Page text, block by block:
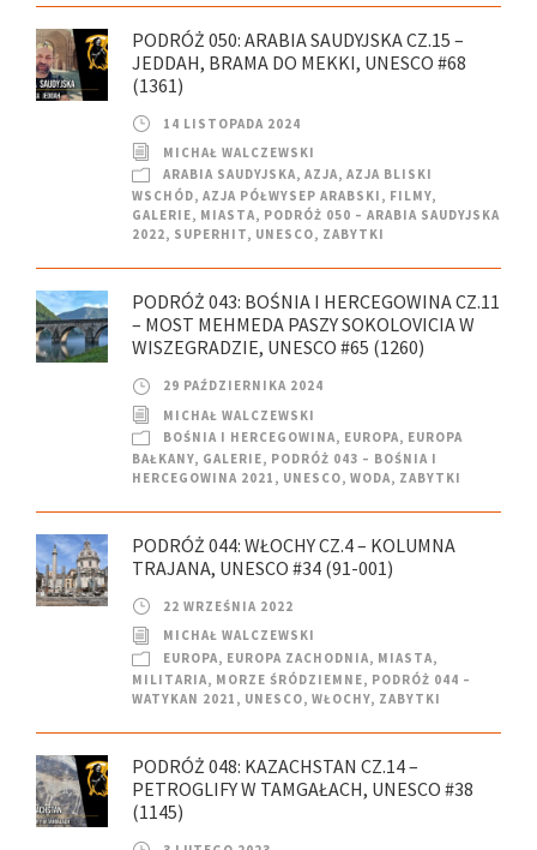
PODRÓŻ 050: ARABIA SAUDYJSKA CZ.15 –
JEDDAH, BRAMA DO MEKKI, UNESCO #68
(1361)
14 LISTOPADA 2024
MICHAŁ WALCZEWSKI
ARABIA SAUDYJSKA, AZJA, AZJA BLISKI
WSCHÓD, AZJA PÓŁWYSEP ARABSKI , FILMY,
GALERIE, MIASTA, PODRÓŻ 050 – ARABIA SAUDYJSKA
2022, SUPERHIT, UNESCO, ZABYTKI
PODRÓŻ 043: BOŚNIA I HERCEGOWINA CZ.11
– MOST MEHMEDA PASZY SOKOLOVICIA W
WISZEGRADZIE, UNESCO #65 (1260)
29 PAŹDZIERNIKA 2024
MICHAŁ WALCZEWSKI
BOŚNIA I HERCEGOWINA, EUROPA, EUROPA
BAŁKANY, GALERIE, PODRÓŻ 043 – BOŚNIA I
HERCEGOWINA 2021 , UNESCO, WODA, ZABYTKI
PODRÓŻ 044: WŁOCHY CZ.4 – KOLUMNA
TRAJANA, UNESCO #34 (91-001)
22 WRZEŚNIA 2022
MICHAŁ WALCZEWSKI
EUROPA, EUROPA ZACHODNIA, MIASTA,
MILITARIA, MORZE ŚRÓDZIEMNE, PODRÓŻ 044 –
WATYKAN 2021 , UNESCO, WŁOCHY, ZABYTKI
PODRÓŻ 048: KAZACHSTAN CZ.14 –
PETROGLIFY W TAMGAŁACH, UNESCO #38
(1145)